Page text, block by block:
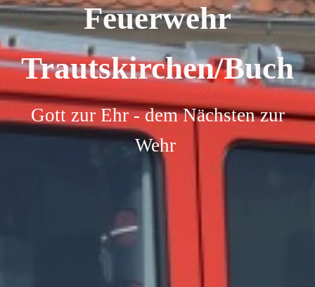
Feuerwehr
Trautskirchen/Buch
Gott zur Ehr - dem Nächsten zur
Wehr